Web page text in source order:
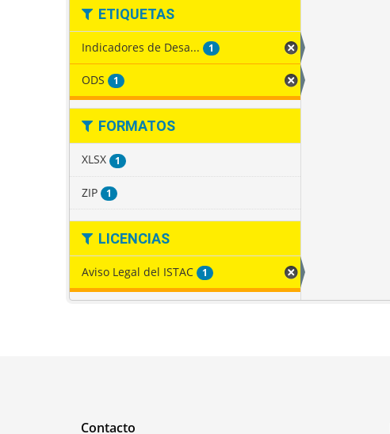
ETIQUETAS
Indicadores de Desa... 1
ODS 1
FORMATOS
XLSX 1
ZIP 1
LICENCIAS
Aviso Legal del ISTAC 1
Contacto